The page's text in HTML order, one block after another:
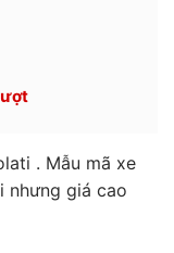
. Mẫu mã xe
nhưng giá cao